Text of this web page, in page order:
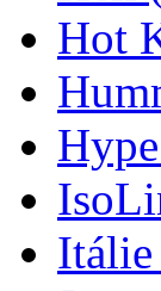
Hot
Hype
Itálie